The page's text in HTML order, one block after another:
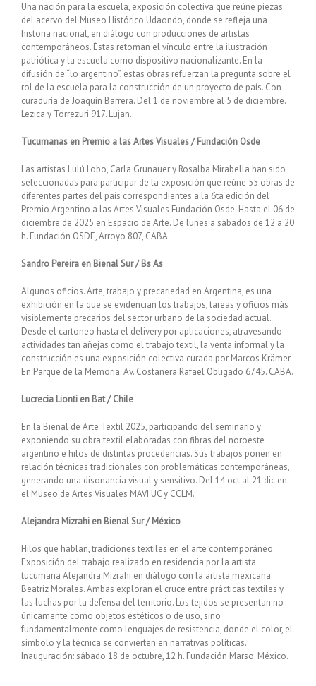
Una nación para la escuela, exposición colectiva que reúne piezas
del acervo del Museo Histórico Udaondo, donde se refleja una
historia nacional, en diálogo con producciones de artistas
contemporáneos. Éstas retoman el vínculo entre la ilustración
patriótica y la escuela como dispositivo nacionalizante. En la
difusión de “lo argentino”, estas obras refuerzan la pregunta sobre el
rol de la escuela para la construcción de un proyecto de país. Con
curaduría de Joaquín Barrera. Del 1 de noviembre al 5 de diciembre.
Lezica y Torrezuri 917. Lujan.
Tucumanas en Premio a las Artes Visuales / Fundación Osde
Las artistas Lulú Lobo, Carla Grunauer y Rosalba Mirabella han sido
seleccionadas para participar de la exposición que reúne 55 obras de
diferentes partes del país correspondientes a la 6ta edición del
Premio Argentino a las Artes Visuales Fundación Osde. Hasta el 06 de
diciembre de 2025 en Espacio de Arte. De lunes a sábados de 12 a 20
h. Fundación OSDE, Arroyo 807, CABA.
Sandro Pereira en Bienal Sur / Bs As
Algunos oficios. Arte, trabajo y precariedad en Argentina, es una
exhibición en la que se evidencian los trabajos, tareas y oficios más
visiblemente precarios del sector urbano de la sociedad actual.
Desde el cartoneo hasta el delivery por aplicaciones, atravesando
actividades tan añejas como el trabajo textil, la venta informal y la
construcción es una exposición colectiva curada por Marcos Krämer.
En Parque de la Memoria. Av. Costanera Rafael Obligado 6745. CABA.
Lucrecia Lionti en Bat / Chile
En la Bienal de Arte Textil 2025, participando del seminario y
exponiendo su obra textil elaboradas con fibras del noroeste
argentino e hilos de distintas procedencias. Sus trabajos ponen en
relación técnicas tradicionales con problemáticas contemporáneas,
generando una disonancia visual y sensitivo. Del 14 oct al 21 dic en
el Museo de Artes Visuales MAVI UC y CCLM.
Alejandra Mizrahi en Bienal Sur / México
Hilos que hablan, tradiciones textiles en el arte contemporáneo.
Exposición del trabajo realizado en residencia por la artista
tucumana Alejandra Mizrahi en diálogo con la artista mexicana
Beatriz Morales. Ambas exploran el cruce entre prácticas textiles y
las luchas por la defensa del territorio. Los tejidos se presentan no
únicamente como objetos estéticos o de uso, sino
fundamentalmente como lenguajes de resistencia, donde el color, el
símbolo y la técnica se convierten en narrativas políticas.
Inauguración: sábado 18 de octubre, 12 h. Fundación Marso. México.